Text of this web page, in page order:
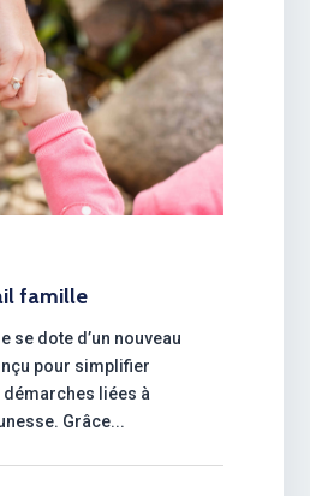
famille
se dote d’un nouveau
pour simplifier
démarches liées à
Grâce...